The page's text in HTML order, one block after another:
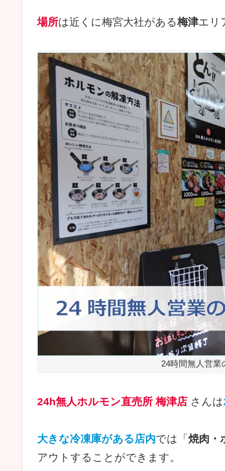
場所は近くに梅宮大社がある梅津エリ
24時間無人営業
24h無人ホルモン直売所 梅津店 さんは
大きな冷凍庫がある店内では「 焼肉・
アウトすることができます。